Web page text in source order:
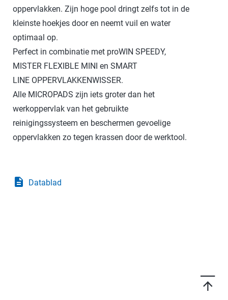
oppervlakken. Zijn hoge pool dringt zelfs tot in de
kleinste hoekjes door en neemt vuil en water
optimaal op.
Perfect in combinatie met proWIN SPEEDY,
MISTER FLEXIBLE MINI en SMART
LINE OPPERVLAKKENWISSER.
Alle MICROPADS zijn iets groter dan het
werkoppervlak van het gebruikte
reinigingssysteem en beschermen gevoelige
oppervlakken zo tegen krassen door de werktool.
description Datablad